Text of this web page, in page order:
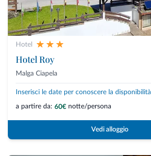
Hotel
Hotel Roy
Malga Ciapela
Inserisci le date per conoscere la disponibilità
a partire da: 60€ notte/persona
Vedi alloggio